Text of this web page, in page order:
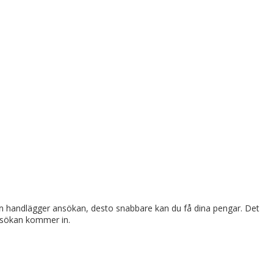
ansökan, desto snabbare kan du få dina pengar. Det
kommer in.